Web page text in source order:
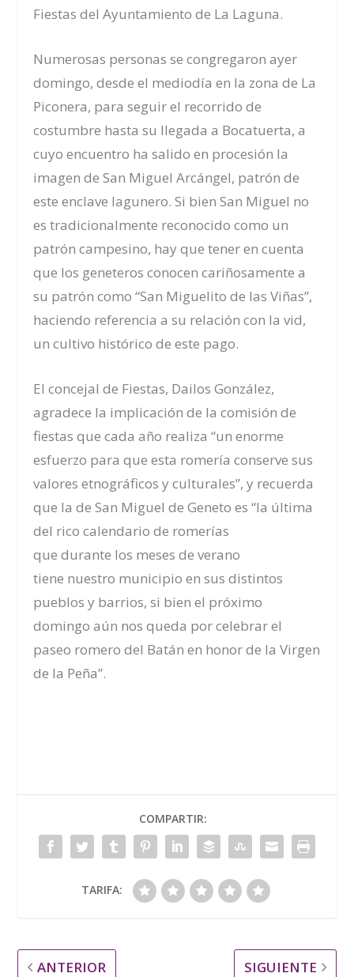
Fiestas del Ayuntamiento de La Laguna.
Numerosas personas se congregaron ayer
domingo, desde el mediodía en la zona de La
Piconera, para seguir el recorrido de
costumbre hasta su llegada a Bocatuerta, a
cuyo encuentro ha salido en procesión la
imagen de San Miguel Arcángel, patrón de
este enclave lagunero. Si bien San Miguel no
es tradicionalmente reconocido como un
patrón campesino, hay que tener en cuenta
que los geneteros conocen cariñosamente a
su patrón como “San Miguelito de las Viñas”,
haciendo referencia a su relación con la vid,
un cultivo histórico de este pago.
El concejal de Fiestas, Dailos González,
agradece la implicación de la comisión de
fiestas que cada año realiza “un enorme
esfuerzo para que esta romería conserve sus
valores etnográficos y culturales”, y recuerda
que la de San Miguel de Geneto es “la última
del rico calendario de romerías
que durante los meses de verano
tiene nuestro municipio en sus distintos
pueblos y barrios, si bien el próximo
domingo aún nos queda por celebrar el
paseo romero del Batán en honor de la Virgen
de la Peña”.
COMPARTIR:
TARIFA:
ANTERIOR SIGUIENTE